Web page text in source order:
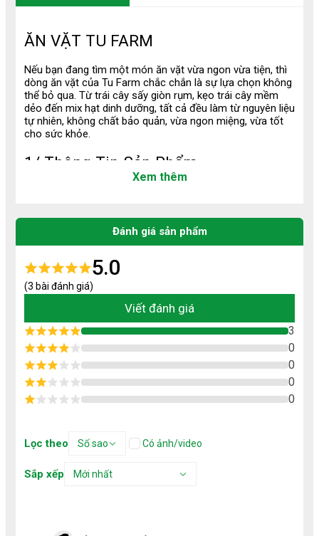
ĂN VẶT TU FARM
Nếu bạn đang tìm một món ăn vặt vừa ngon vừa tiện, thì
dòng ăn vặt của Tu Farm chắc chắn là sự lựa chọn không
thể bỏ qua. Từ trái cây sấy giòn rụm, kẹo trái cây mềm
dẻo đến mix hạt dinh dưỡng, tất cả đều làm từ nguyên liệu
tự nhiên, không chất bảo quản, vừa ngon miệng, vừa tốt
cho sức khỏe.
1/ Thông Tin Sản Phẩm
cao. Sản phẩm được sấy bằng công nghệ hiện đại (sấy
lạnh, sấy giòn, sấy đối lưu) giúp giữ trọn dưỡng chất, màu
đẹp và hương vị tự nhiên.
đường, không mùi hóa học, không chất bảo quản, an toàn
cho cả trẻ nhỏ. Bao bì túi zip và hộp kín tiện mang theo
khi học, làm hay du lịch.
Trái cây sấy: xoài, chuối, mít, dâu, kiwi…
Kẹo dẻo: ít đường, mềm ngon.
Snack mix: hạt điều, óc chó, trái cây sấy.
Rau củ sấy: khoai lang, khoai môn…
Nước yến, bánh pía,...
Xem thêm
Đánh giá sản phẩm
5.0
(3 bài đánh giá)
Viết đánh giá
3
0
0
0
0
Lọc theo Số sao Có ảnh/video
Sắp xếp Mới nhất